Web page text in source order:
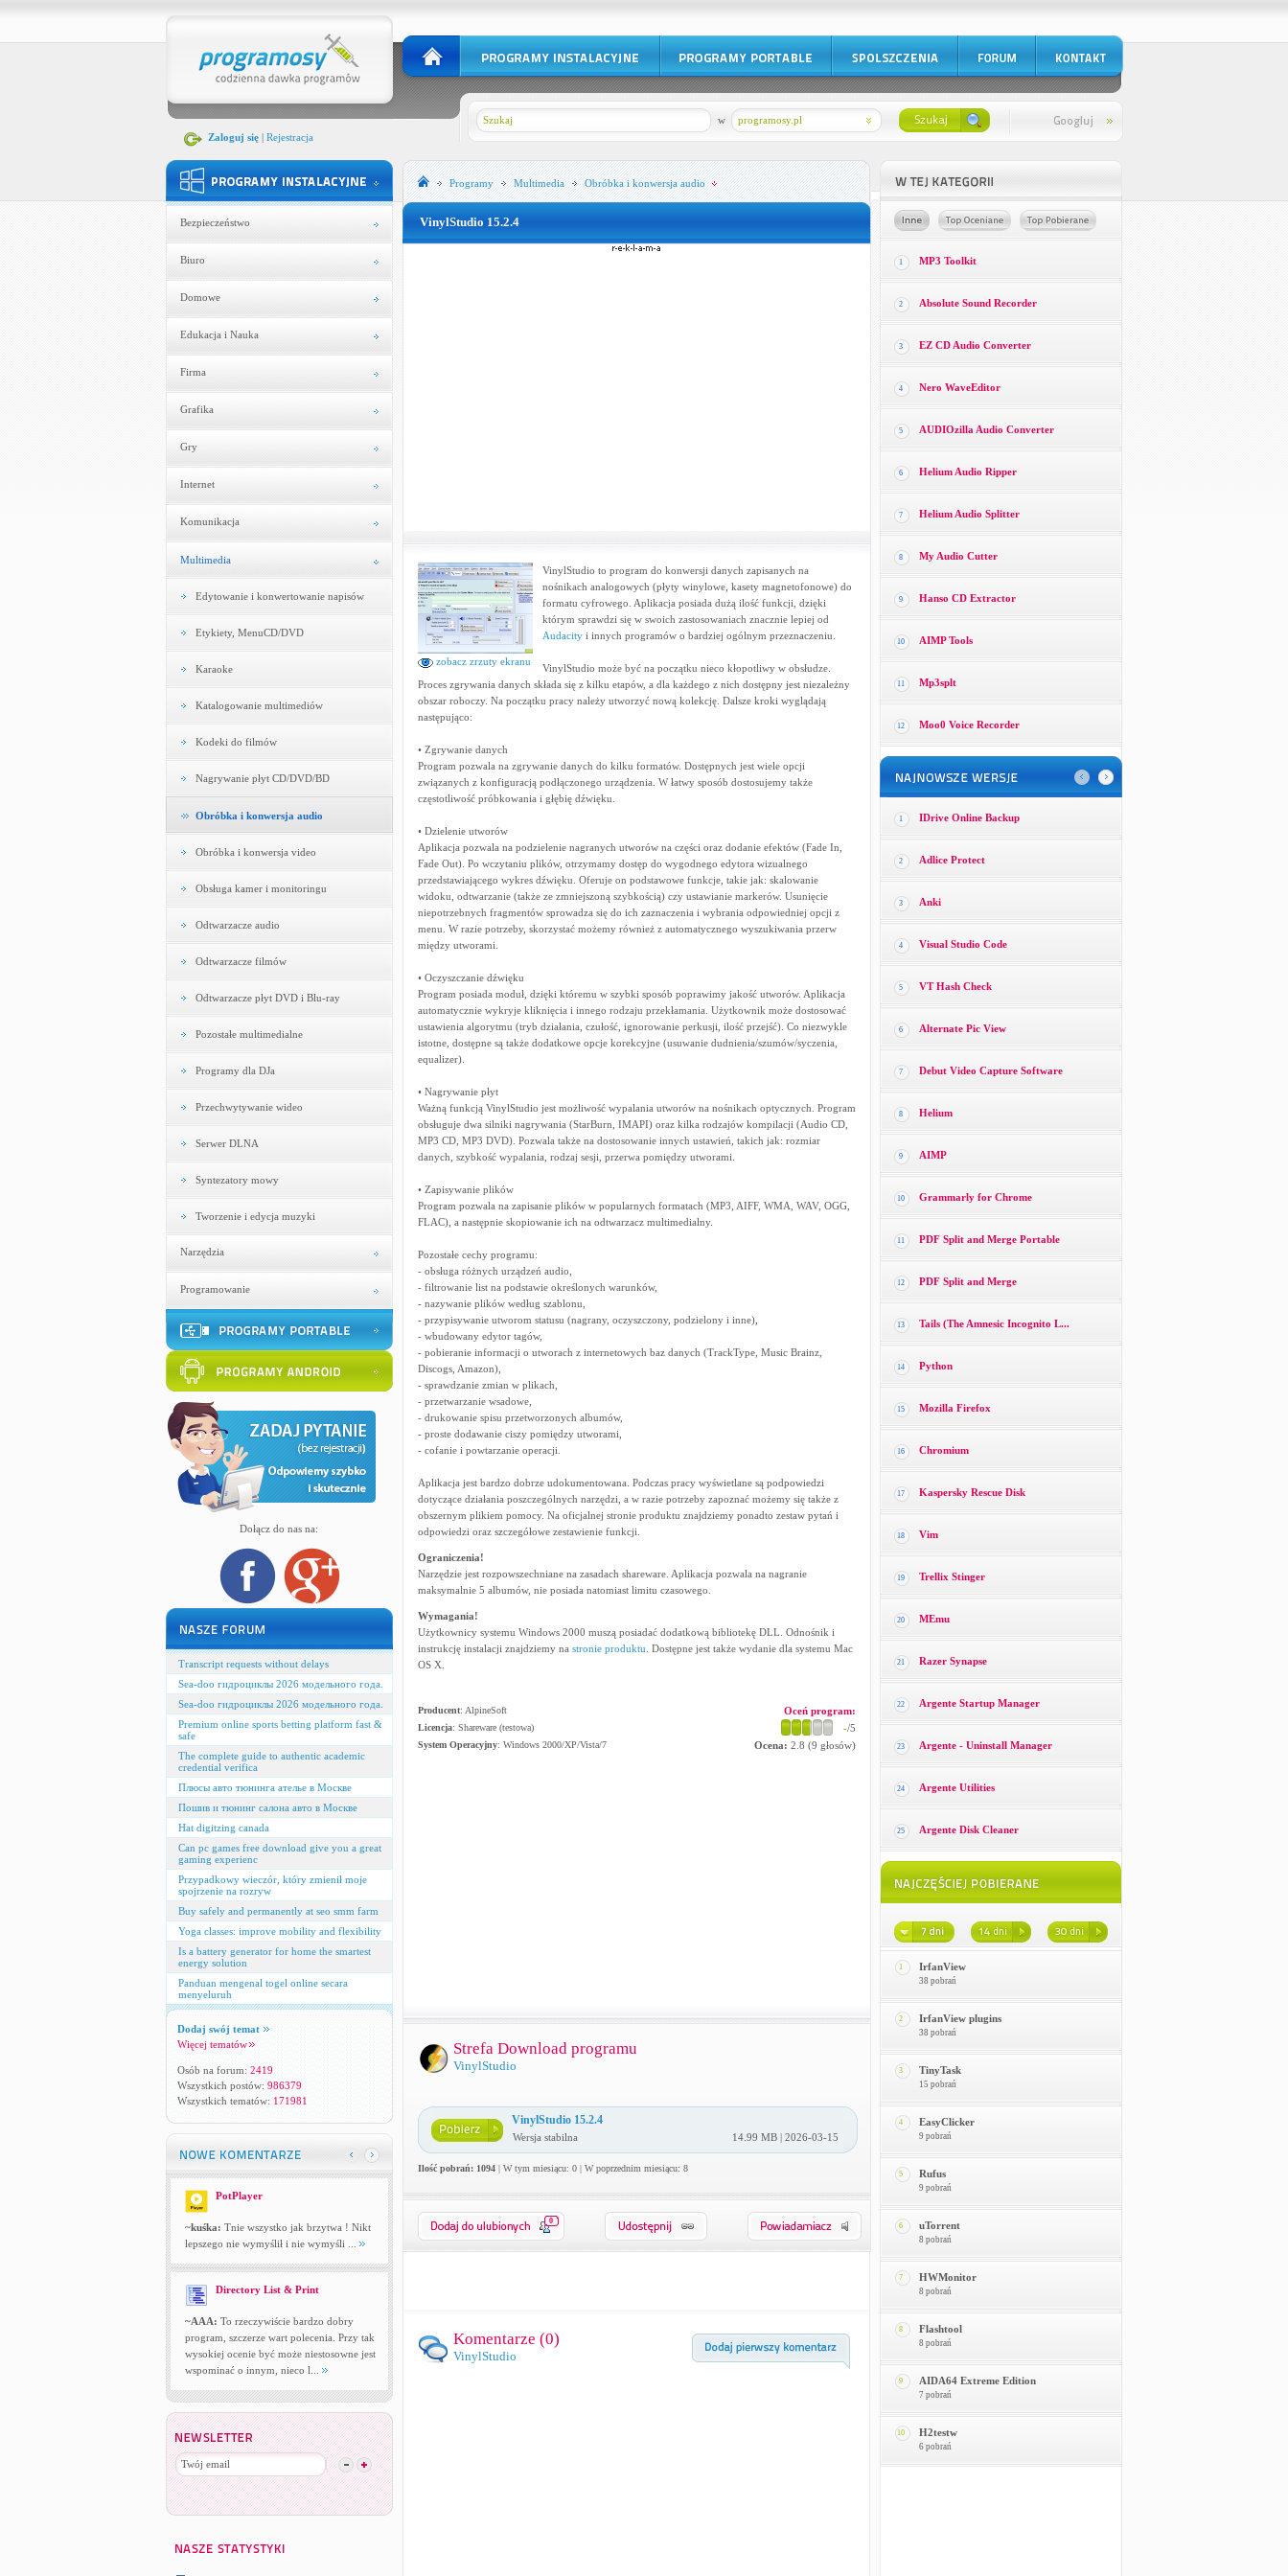
Zaloguj się| Rejestracja
programosy.pl
w
Bezpieczeństwo
Biuro
Domowe
Edukacja i Nauka
Firma
Grafika
Gry
Internet
Komunikacja
Multimedia
Edytowanie i konwertowanie napisów
Etykiety, MenuCD/DVD
Karaoke
Katalogowanie multimediów
Kodeki do filmów
Nagrywanie płyt CD/DVD/BD
Obróbka i konwersja audio
Obróbka i konwersja video
Obsługa kamer i monitoringu
Odtwarzacze audio
Odtwarzacze filmów
Odtwarzacze płyt DVD i Blu-ray
Pozostałe multimedialne
Programy dla DJa
Przechwytywanie wideo
Serwer DLNA
Syntezatory mowy
Tworzenie i edycja muzyki
Narzędzia
Programowanie
Dołącz do nas na:
Transcript requests without delays
Sea-doo гидроциклы 2026 модельного года.
Sea-doo гидроциклы 2026 модельного года.
Premium online sports betting platform fast &
safe
The complete guide to authentic academic
credential verifica
Плюсы авто тюнинга ателье в Москве
Пошив и тюнинг салона авто в Москве
Hat digitzing canada
Can pc games free download give you a great
gaming experienc
Przypadkowy wieczór, który zmienił moje
spojrzenie na rozryw
Buy safely and permanently at seo smm farm
Yoga classes: improve mobility and flexibility
Is a battery generator for home the smartest
energy solution
Panduan mengenal togel online secara
menyeluruh
Dodaj swój temat
Więcej tematów
Osób na forum: 2419
Wszystkich postów: 986379
Wszystkich tematów: 171981
PotPlayer
~kuśka: Tnie wszystko jak brzytwa ! Nikt
lepszego nie wymyślił i nie wymyśli ...
Directory List & Print
~AAA: To rzeczywiście bardzo dobry
program, szczerze wart polecenia. Przy tak
wysokiej ocenie być może niestosowne jest
wspominać o innym, nieco l...
Programy Multimedia Obróbka i konwersja audio
VinylStudio 15.2.4
zobacz zrzuty ekranu
VinylStudio to program do konwersji danych zapisanych na
nośnikach analogowych (płyty winylowe, kasety magnetofonowe) do
formatu cyfrowego. Aplikacja posiada dużą ilość funkcji, dzięki
którym sprawdzi się w swoich zastosowaniach znacznie lepiej od
Audacityi innych programów o bardziej ogólnym przeznaczeniu.
VinylStudio może być na początku nieco kłopotliwy w obsłudze.
Proces zgrywania danych składa się z kilku etapów, a dla każdego z nich dostępny jest niezależny
obszar roboczy. Na początku pracy należy utworzyć nową kolekcję. Dalsze kroki wyglądają
następująco:
• Zgrywanie danych
Program pozwala na zgrywanie danych do kilku formatów. Dostępnych jest wiele opcji
związanych z konfiguracją podłączonego urządzenia. W łatwy sposób dostosujemy także
częstotliwość próbkowania i głębię dźwięku.
• Dzielenie utworów
Aplikacja pozwala na podzielenie nagranych utworów na części oraz dodanie efektów (Fade In,
Fade Out). Po wczytaniu plików, otrzymamy dostęp do wygodnego edytora wizualnego
przedstawiającego wykres dźwięku. Oferuje on podstawowe funkcje, takie jak: skalowanie
widoku, odtwarzanie (także ze zmniejszoną szybkością) czy ustawianie markerów. Usunięcie
niepotrzebnych fragmentów sprowadza się do ich zaznaczenia i wybrania odpowiedniej opcji z
menu. W razie potrzeby, skorzystać możemy również z automatycznego wyszukiwania przerw
między utworami.
• Oczyszczanie dźwięku
Program posiada moduł, dzięki któremu w szybki sposób poprawimy jakość utworów. Aplikacja
automatycznie wykryje kliknięcia i innego rodzaju przekłamania. Użytkownik może dostosować
ustawienia algorytmu (tryb działania, czułość, ignorowanie perkusji, ilość przejść). Co niezwykle
istotne, dostępne są także dodatkowe opcje korekcyjne (usuwanie dudnienia/szumów/syczenia,
equalizer).
• Nagrywanie płyt
Ważną funkcją VinylStudio jest możliwość wypalania utworów na nośnikach optycznych. Program
obsługuje dwa silniki nagrywania (StarBurn, IMAPI) oraz kilka rodzajów kompilacji (Audio CD,
MP3 CD, MP3 DVD). Pozwala także na dostosowanie innych ustawień, takich jak: rozmiar
danych, szybkość wypalania, rodzaj sesji, przerwa pomiędzy utworami.
• Zapisywanie plików
Program pozwala na zapisanie plików w popularnych formatach (MP3, AIFF, WMA, WAV, OGG,
FLAC), a następnie skopiowanie ich na odtwarzacz multimedialny.
Pozostałe cechy programu:
- obsługa różnych urządzeń audio,
- filtrowanie list na podstawie określonych warunków,
- nazywanie plików według szablonu,
- przypisywanie utworom statusu (nagrany, oczyszczony, podzielony i inne),
- wbudowany edytor tagów,
- pobieranie informacji o utworach z internetowych baz danych (TrackType, Music Brainz,
Discogs, Amazon),
- sprawdzanie zmian w plikach,
- przetwarzanie wsadowe,
- drukowanie spisu przetworzonych albumów,
- proste dodawanie ciszy pomiędzy utworami,
- cofanie i powtarzanie operacji.
Aplikacja jest bardzo dobrze udokumentowana. Podczas pracy wyświetlane są podpowiedzi
dotyczące działania poszczególnych narzędzi, a w razie potrzeby zapoznać możemy się także z
obszernym plikiem pomocy. Na oficjalnej stronie produktu znajdziemy ponadto zestaw pytań i
odpowiedzi oraz szczegółowe zestawienie funkcji.
Ograniczenia!
Narzędzie jest rozpowszechniane na zasadach shareware. Aplikacja pozwala na nagranie
maksymalnie 5 albumów, nie posiada natomiast limitu czasowego.
Wymagania!
Użytkownicy systemu Windows 2000 muszą posiadać dodatkową bibliotekę DLL. Odnośnik i
instrukcję instalacji znajdziemy na stronie produktu . Dostępne jest także wydanie dla systemu Mac
OS X.
Producent: AlpineSoft
Licencja: Shareware (testowa)
System Operacyjny: Windows 2000/XP/Vista/7
Oceń program:
-/5
Ocena: 2.8 (9 głosów)
Strefa Download programu
VinylStudio
VinylStudio 15.2.4
Wersja stabilna 14.99 MB | 2026-03-15
Ilość pobrań: 1094| W tym miesiącu: 0 | W poprzednim miesiącu: 8
0
Komentarze (0)
VinylStudio
1 MP3 Toolkit
2 Absolute Sound Recorder
3 EZ CD Audio Converter
4 Nero WaveEditor
5 AUDIOzilla Audio Converter
6 Helium Audio Ripper
7 Helium Audio Splitter
8 My Audio Cutter
9 Hanso CD Extractor
10 AIMP Tools
11 Mp3splt
12 Moo0 Voice Recorder
1 IDrive Online Backup
2 Adlice Protect
3 Anki
4 Visual Studio Code
5 VT Hash Check
6 Alternate Pic View
7 Debut Video Capture Software
8 Helium
9 AIMP
10 Grammarly for Chrome
11 PDF Split and Merge Portable
12 PDF Split and Merge
13 Tails (The Amnesic Incognito L...
14 Python
15 Mozilla Firefox
16 Chromium
17 Kaspersky Rescue Disk
18 Vim
19 Trellix Stinger
20 MEmu
21 Razer Synapse
22 Argente Startup Manager
23 Argente - Uninstall Manager
24 Argente Utilities
25 Argente Disk Cleaner
1 IrfanView
38 pobrań
2 IrfanView plugins
38 pobrań
3 TinyTask
15 pobrań
4 EasyClicker
9 pobrań
5 Rufus
9 pobrań
6 uTorrent
8 pobrań
7 HWMonitor
8 pobrań
8 Flashtool
8 pobrań
9 AIDA64 Extreme Edition
7 pobrań
10 H2testw
6 pobrań